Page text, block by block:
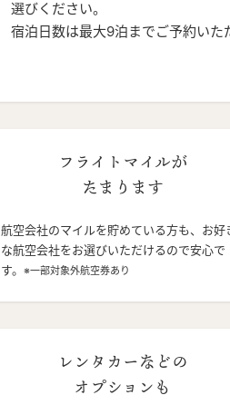
選びください。
宿泊日数は最大9泊までご予約いた
フライトマイルが
たまります
航空会社のマイルを貯めている方も、お好
な航空会社をお選びいただけるので安心で
す。 ※一部対象外航空券あり
レンタカーなどの
オプションも